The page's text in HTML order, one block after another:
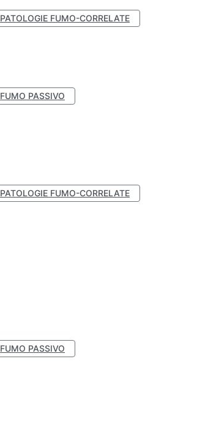
PATOLOGIE FUMO-CORRELATE
FUMO PASSIVO
PATOLOGIE FUMO-CORRELATE
FUMO PASSIVO